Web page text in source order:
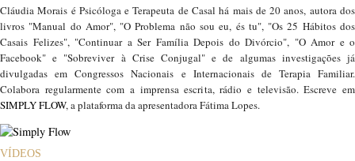
Cláudia Morais é Psicóloga e Terapeuta de Casal há mais de 20 anos, autora dos
livros "Manual do Amor", "O Problema não sou eu, és tu", "Os 25 Hábitos dos
Casais Felizes", "Continuar a Ser Família Depois do Divórcio", "O Amor e o
Facebook" e "Sobreviver à Crise Conjugal" e de algumas investigações já
divulgadas em Congressos Nacionais e Internacionais de Terapia Familiar.
Colabora regularmente com a imprensa escrita, rádio e televisão. Escreve em
SIMPLY FLOW, a plataforma da apresentadora Fátima Lopes.
VÍDEOS